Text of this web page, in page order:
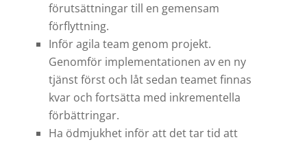
förutsättningar till en gemensam
förflyttning.
Inför agila team genom projekt.
Genomför implementationen av en ny
tjänst först och låt sedan teamet finnas
kvar och fortsätta med inkrementella
förbättringar.
Ha ödmjukhet inför att det tar tid att